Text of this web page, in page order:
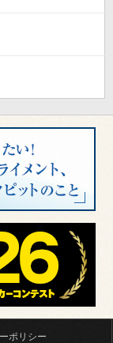
ポリシー